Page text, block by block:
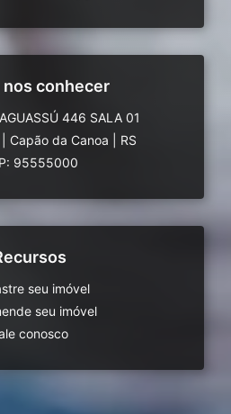
nos conhecer
446 SALA 01
Capão da Canoa
RS
95555000
seu imóvel
seu imóvel
conosco